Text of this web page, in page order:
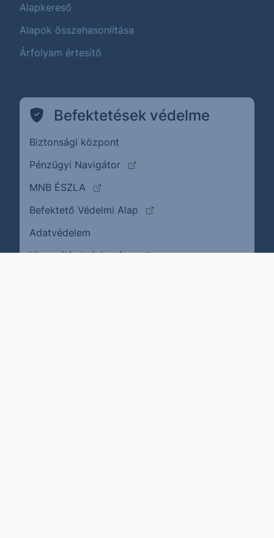
Alapkereső
Alapok összehasonlítása
Árfolyam értesítő
Befektetések védelme
Biztonsági központ
Pénzügyi Navigátor
(külső oldalra ugrik)
MNB ÉSZLA
(külső oldalra ugrik)
Befektető Védelmi Alap
(külső oldalra ugrik)
Adatvédelem
Visszaélés bejelentése(külső oldalra ugrik)